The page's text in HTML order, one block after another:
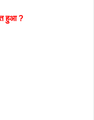
हुआ ?